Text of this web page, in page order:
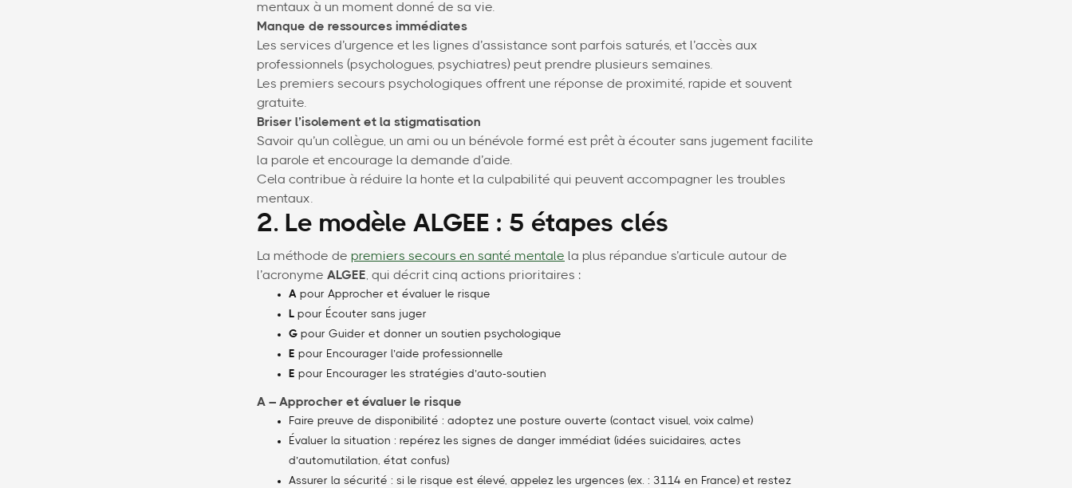
mentaux à un moment donné de sa vie.
Manque de ressources immédiates
Les services d’urgence et les lignes d’assistance sont parfois saturés, et l’accès aux
professionnels (psychologues, psychiatres) peut prendre plusieurs semaines.
Les premiers secours psychologiques offrent une réponse de proximité, rapide et souvent
gratuite.
Briser l’isolement et la stigmatisation
Savoir qu’un collègue, un ami ou un bénévole formé est prêt à écouter sans jugement facilite
la parole et encourage la demande d’aide.
Cela contribue à réduire la honte et la culpabilité qui peuvent accompagner les troubles
mentaux.
2. Le modèle ALGEE : 5 étapes clés
La méthode de premiers secours en santé mentale la plus répandue s’articule autour de
l’acronyme ALGEE, qui décrit cinq actions prioritaires :
A pour Approcher et évaluer le risque
L pour Écouter sans juger
G pour Guider et donner un soutien psychologique
E pour Encourager l’aide professionnelle
E pour Encourager les stratégies d’auto-soutien
A – Approcher et évaluer le risque
Faire preuve de disponibilité : adoptez une posture ouverte (contact visuel, voix calme)
Évaluer la situation : repérez les signes de danger immédiat (idées suicidaires, actes
d’automutilation, état confus)
Assurer la sécurité : si le risque est élevé, appelez les urgences (ex. : 3114 en France) et restez